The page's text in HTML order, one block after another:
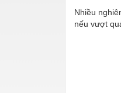
Nhiều
nếu vượt